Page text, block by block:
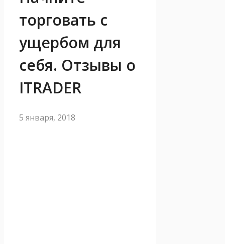
торговать с
ущербом для
себя. Отзывы о
ITRADER
5 января, 2018